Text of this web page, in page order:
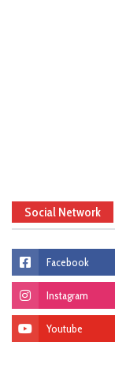
Social Network
Facebook
Instagram
Youtube